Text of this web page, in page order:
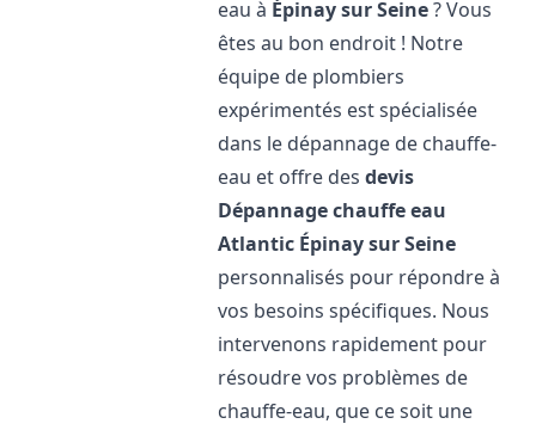
eau à Épinay sur Seine? Vous
êtes au bon endroit ! Notre
équipe de plombiers
expérimentés est spécialisée
dans le dépannage de chauffe-
eau et offre desdevis
Dépannage chauffe eau
Atlantic Épinay sur Seine
personnalisés pour répondre à
vos besoins spécifiques. Nous
intervenons rapidement pour
résoudre vos problèmes de
chauffe-eau, que ce soit une